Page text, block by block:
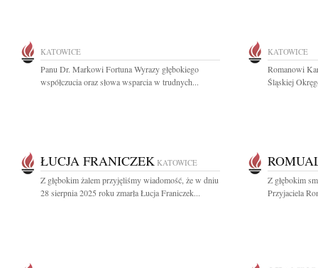
KATOWICE
Panu Dr. Markowi Fortuna Wyrazy głębokiego
współczucia oraz słowa wsparcia w trudnych...
KATOWICE
Romanowi
Śląskiej
ŁUCJA FRANICZEK KATOWICE
Z głębokim żalem przyjęliśmy wiadomość, że w dniu
28 sierpnia 2025 roku zmarła Łucja Franiczek...
Z głębokim
Przyjaciela